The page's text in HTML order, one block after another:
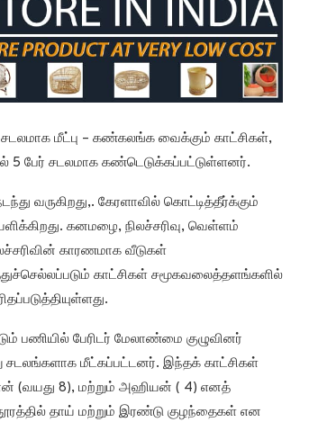
மீட்பு – கண்கலங்க வைக்கும் காட்சிகள்,
5 பேர் சடலமாக கண்டெடுக்கப்பட்டுள்ளனர்.
வருகிறது,. கேரளாவில் கொட்டித்தீர்க்கும்
கனமழை, நிலச்சரிவு, வெள்ளம்
காரணமாக வீடுகள்
காட்சிகள் சமூகவலைத்தளங்களில்
பணியில் பேரிடர் மேலாண்மை குழுவினர்
சடலங்களாக மீட்கப்பட்டனர். இந்தக் காட்சிகள்
(வயது 8), மற்றும் அஹியன் ( 4) எனத்
தாய் மற்றும் இரண்டு குழந்தைகள் என